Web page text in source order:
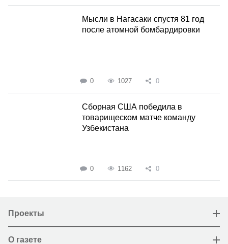
Мысли в Нагасаки спустя 81 год
после атомной бомбардировки
0 1027 0
Сборная США победила в
товарищеском матче команду
Узбекистана
0 1162 0
Проекты
О газете